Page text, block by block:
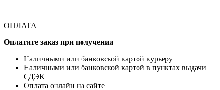
ОПЛАТА
Оплатите заказ при получении
Наличными или банковской картой курьеру
Наличными или банковской картой в пунктах выдачи
СДЭК
Оплата онлайн на сайте